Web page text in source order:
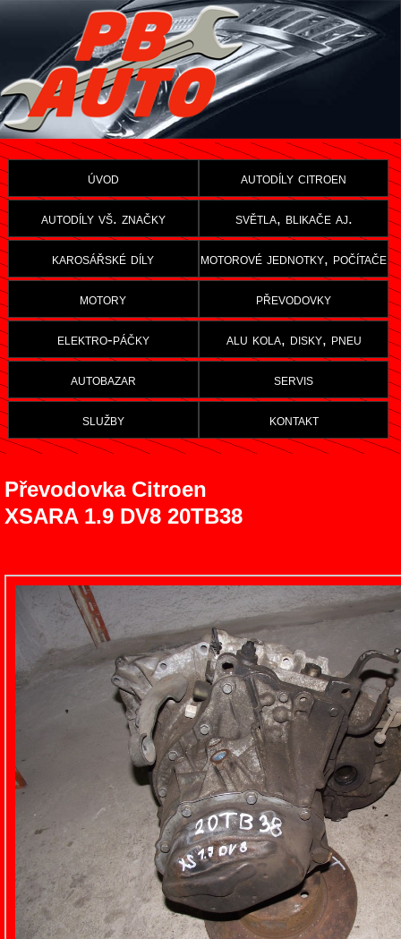
úvod autodíly citroen
autodíly vš. značky světla, blikače aj.
karosářské díly motorové jednotky, počítače
motory převodovky
elektro-páčky alu kola, disky, pneu
autobazar servis
služby kontakt
Převodovka Citroen
XSARA 1.9 DV8 20TB38